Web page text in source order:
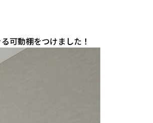
可動棚をつけました！